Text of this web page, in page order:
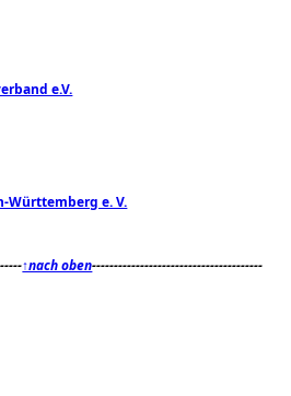
e.V.
Württemberg e. V.
↑nach oben---------------------------------------